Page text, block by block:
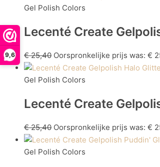
9,6
Gel Polish Colors
Lecenté Create
€25,40 Oorspronkelijke prijs was: €
Gel Polish Colors
Lecenté Create
€25,40 Oorspronkelijke prijs was: €
Gel Polish Colors